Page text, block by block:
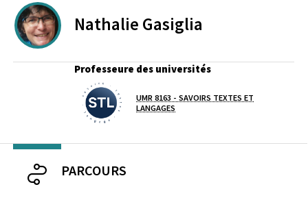
Nathalie Gasiglia
Professeure des universités
Laboratoire / équipe
UMR 8163 - SAVOIRS TEXTES ET
LANGAGES
PARCOURS